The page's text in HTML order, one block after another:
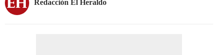
Redacción El Heraldo